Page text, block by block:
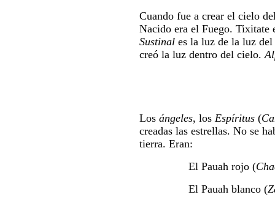
Cuando fue a crear el cielo
Nacido era el Fuego. Tixitate
Sustinal es la luz de la luz
creó la luz dentro del cielo.
Los ángeles, los Espíritus (
creadas las estrellas. No se
tierra. Eran:
El Pauah rojo (
El Pauah blanco (